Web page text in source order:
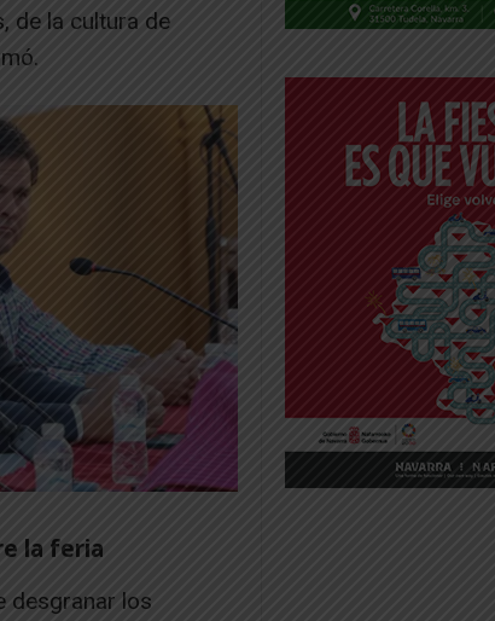
de la cultura de
la feria
desgranar los